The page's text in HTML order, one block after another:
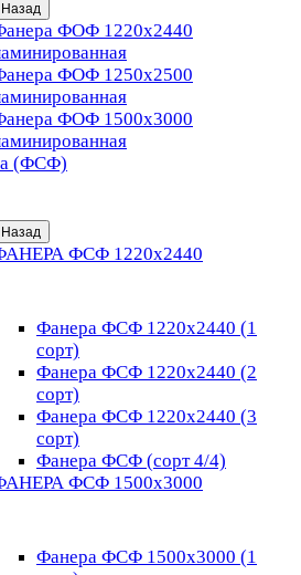
Назад
ФОФ 1220x2440
ФОФ 1250x2500
ФОФ 1500x3000
(ФСФ)
Назад
ФСФ 1220х2440
Фанера ФСФ 1220х2440 (1
сорт)
Фанера ФСФ 1220х2440 (2
сорт)
Фанера ФСФ 1220х2440 (3
сорт)
Фанера ФСФ (сорт 4/4)
ФСФ 1500х3000
Фанера ФСФ 1500х3000 (1